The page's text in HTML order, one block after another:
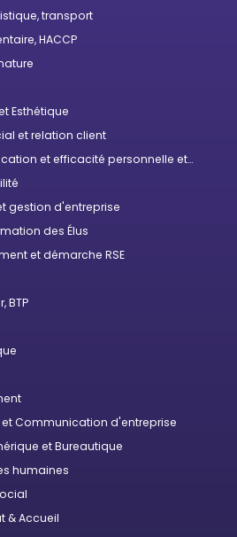
transport
HACCP
Esthétique
et relation client
et efficacité personnelle et
gestion d'entreprise
des Élus
et démarche RSE
BTP
Communication d'entreprise
et Bureautique
humaines
& Accueil